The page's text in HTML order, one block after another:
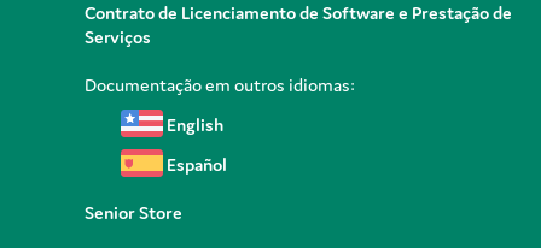
Contrato de Licenciamento de Software e Prestação de
Serviços
Documentação em outros idiomas:
English
Español
Senior Store